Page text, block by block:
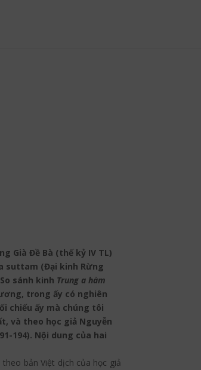
Già Đề Bà (thế kỷ IV TL)
suttam (Đại kinh Rừng
sánh kinh Trung a hàm
trong ấy có nghiên
chiếu ấy mà chúng tôi
và theo học giả Nguyễn
194). Nội dung của hai
bản Việt dịch của học giả